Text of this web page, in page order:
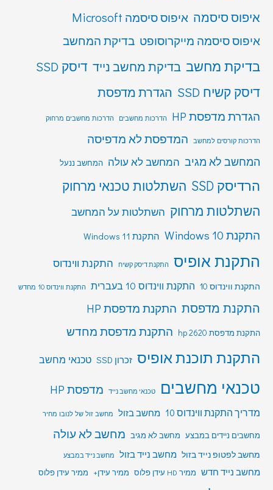
איפוס סיסמה איפוס סיסמה Microsoft
איפוס סיסמה מייקרוסופט בדיקת המחשב
בדיקת מחשב בדיקת מחשב נייד דיסק SSD
דיסק קשיח SSD
הגדרת מדפסת
הגדרת מדפסת HP הדרכות מחשבים הדרכות מחשבים מרחוק
הדרכות קורסים למחשב המדפסת לא מדפיסה
המחשב לא מגיב המחשב לא עולה המחשב ננעל
הרדיסק SSD
השתלטות טכנאי מרחוק
השתלטות מרחוק השתלטות על המחשב
התקנת Windows 10 התקנת Windows 11
התקנת אופיס התקנת דיסק קשיח התקנת ווינדוס
התקנת ווינדוס 10 התקנת ווינדוס 10 בעברית התקנת ווינדוס 10 מחדש
התקנת מדפסת התקנת מדפסת HP
התקנת מדפסת hp 2620 התקנת מדפסת מחדש
התקנת תוכנת אופיס זכרון SSD טכנאי מחשב
טכנאי מחשבים טכנאי מחשב נייד מדפסת HP
מדריך התקנת ווינדוס 10 מחשב בזול מחשב זול של לנובו מחיר
מחשבים ניידים במבצע מחשב לא מגיב מחשב לא עולה
מחשב לפטופ נייד בזול מחשב נייד בזול מחשב נייד במבצע
מחשב נייד חדש ממיר HD עידן פלוס ממיר עידן+ ממיר עידן פלוס